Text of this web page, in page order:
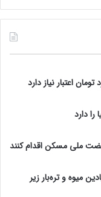
دارد
ملی مسکن اقدام کنند
میوه و تره‌بار زیر